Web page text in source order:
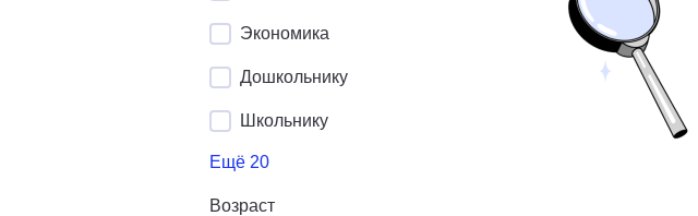
Экономика
Дошкольнику
Школьнику
Ещё 20
Возраст